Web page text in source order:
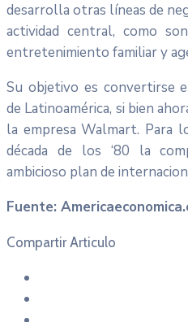
desarrolla otras líneas de
actividad central, como
entretenimiento familiar y
Su objetivo es convertirse
de Latinoamérica, si bien
la empresa Walmart. Para
década de los ‘80 la
ambicioso plan de
Fuente:
Compartir Articulo